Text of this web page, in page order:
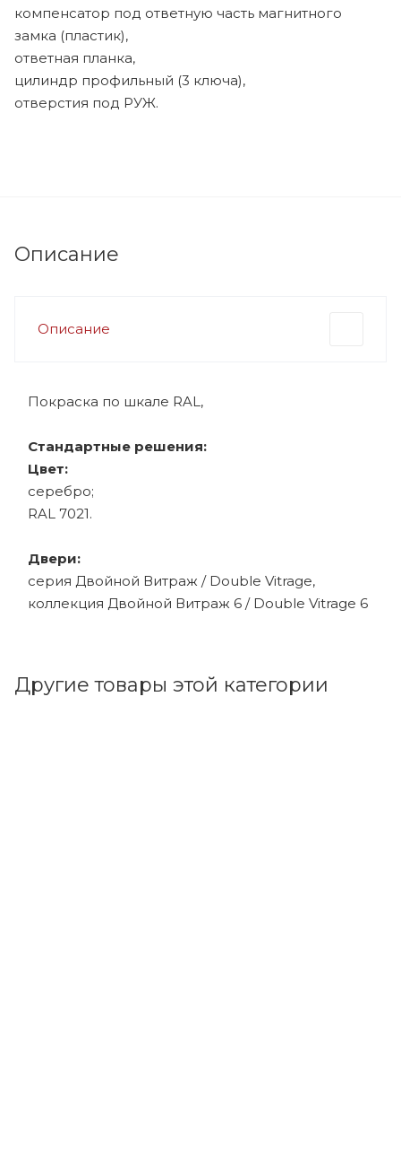
компенсатор под ответную часть магнитного
замка (пластик),
ответная планка,
цилиндр профильный (3 ключа),
отверстия под РУЖ.
Описание
Описание
Покраска по шкале RAL,
Стандартные решения:
Цвет:
серебро;
RAL 7021.
Двери:
серия Двойной Витраж / Double Vitrage,
коллекция Двойной Витраж 6 / Double Vitrage 6
Другие товары этой категории